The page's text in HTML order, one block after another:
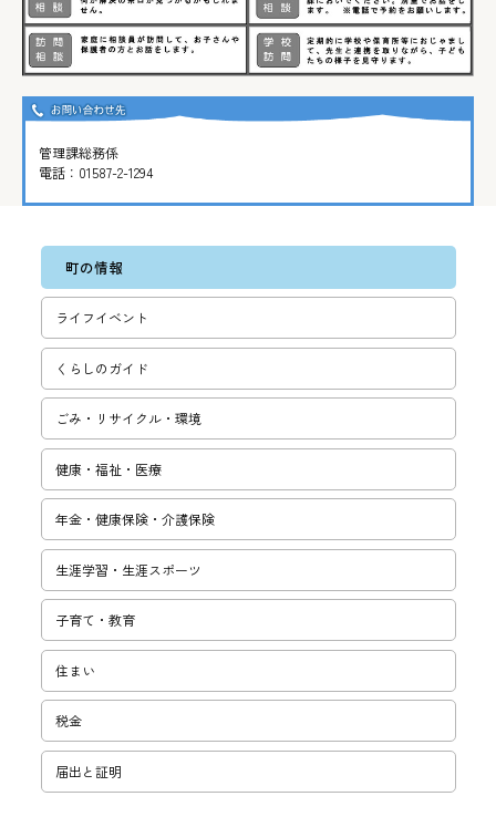
管理課総務係
電話： 01587-2-1294
町の情報
ライフイベント
くらしのガイド
ごみ・リサ­イクル・環­境
健康・福祉・医療
年金・健康保険・介護保険
生涯学習・­生涯スポー­ツ
子育て・教­育
住まい
税金
届出と証明